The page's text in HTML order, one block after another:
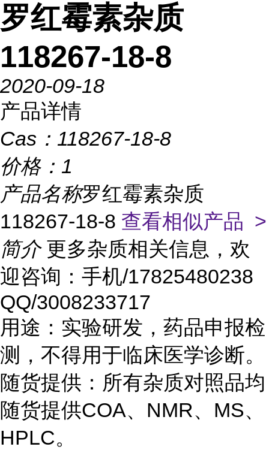
罗红霉素杂质
118267-18-8
2020-09-18
产品详情
Cas： 118267-18-8
价格： 1
产品名称罗红霉素杂质
118267-18-8 查看相似产品 >
简介 更多杂质相关信息，欢
迎咨询：手机/17825480238
QQ/3008233717
用途：实验研发，药品申报检
测，不得用于临床医学诊断。
随货提供：所有杂质对照品均
随货提供COA、NMR、MS、
HPLC。